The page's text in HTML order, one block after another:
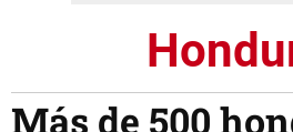
Más de 500